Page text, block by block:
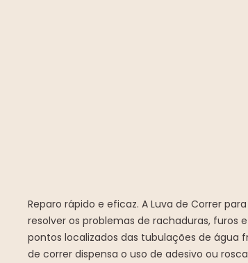
Reparo rápido e eficaz. A Luva de Correr
resolver os problemas de rachaduras, furos
pontos localizados das tubulações de água
de correr dispensa o uso de adesivo ou